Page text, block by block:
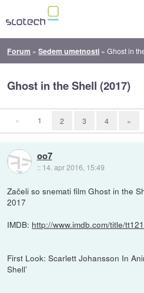
Forum »Sedem umetnosti »Ghost in
Ghost in the Shell (2017)
« 1 2 3 4 »
oo7
:: 14. apr 2016, 15:49
Začeli so snemati film Ghost in the
2017
IMDB: http://www.imdb.com/title/
First Look: Scarlett Johansson In
Shell’